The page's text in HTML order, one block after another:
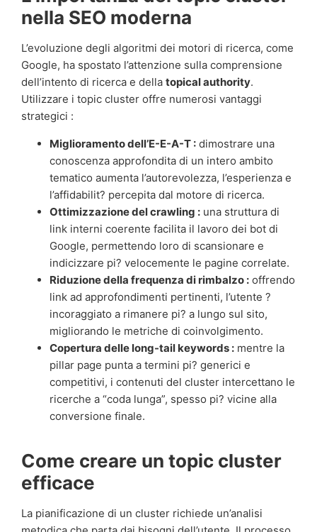
nella SEO moderna
L’evoluzione degli algoritmi dei motori di ricerca, come
Google, ha spostato l’attenzione sulla comprensione
dell’intento di ricerca e della topical authority.
Utilizzare i topic cluster offre numerosi vantaggi
strategici :
Miglioramento dell’E-E-A-T : dimostrare una
conoscenza approfondita di un intero ambito
tematico aumenta l’autorevolezza, l’esperienza e
l’affidabilit? percepita dal motore di ricerca.
Ottimizzazione del crawling : una struttura di
link interni coerente facilita il lavoro dei bot di
Google, permettendo loro di scansionare e
indicizzare pi? velocemente le pagine correlate.
Riduzione della frequenza di rimbalzo : offrendo
link ad approfondimenti pertinenti, l’utente ?
incoraggiato a rimanere pi? a lungo sul sito,
migliorando le metriche di coinvolgimento.
Copertura delle long-tail keywords : mentre la
pillar page punta a termini pi? generici e
competitivi, i contenuti del cluster intercettano le
ricerche a “coda lunga”, spesso pi? vicine alla
conversione finale.
Come creare un topic cluster
efficace
La pianificazione di un cluster richiede un’analisi